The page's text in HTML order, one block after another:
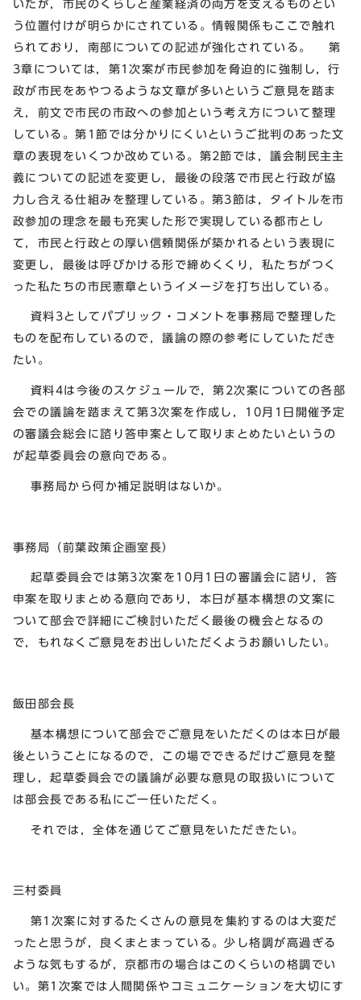
いたが，市民のくらしと産業経済の両方を支えるものとい
う位置付けが明らかにされている。情報関係もここで触れ
られており，南部についての記述が強化されている。 第
3章については，第1次案が市民参加を脅迫的に強制し，行
政が市民をあやつるような文章が多いというご意見を踏ま
え，前文で市民の市政への参加という考え方について整理
している。第1節では分かりにくいというご批判のあった文
章の表現をいくつか改めている。第2節では，議会制民主主
義についての記述を変更し，最後の段落で市民と行政が協
力し合える仕組みを整理している。第3節は，タイトルを市
政参加の理念を最も充実した形で実現している都市とし
て，市民と行政との厚い信頼関係が築かれるという表現に
変更し，最後は呼びかける形で締めくくり，私たちがつく
った私たちの市民憲章というイメージを打ち出している。
資料3としてパブリック・コメントを事務局で整理した
ものを配布しているので，議論の際の参考にしていただき
たい。
資料4は今後のスケジュールで，第2次案についての各部
会での議論を踏まえて第3次案を作成し，10月1日開催予定
の審議会総会に諮り答申案として取りまとめたいというの
が起草委員会の意向である。
事務局から何か補足説明はないか。
事務局（前葉政策企画室長）
起草委員会では第3次案を10月1日の審議会に諮り，答
申案を取りまとめる意向であり，本日が基本構想の文案に
ついて部会で詳細にご検討いただく最後の機会となるの
で，もれなくご意見をお出しいただくようお願いしたい。
飯田部会長
基本構想について部会でご意見をいただくのは本日が最
後ということになるので，この場でできるだけご意見を整
理し，起草委員会での議論が必要な意見の取扱いについて
は部会長である私にご一任いただく。
それでは，全体を通じてご意見をいただきたい。
三村委員
第1次案に対するたくさんの意見を集約するのは大変だ
ったと思うが，良くまとまっている。少し格調が高過ぎる
ような気もするが，京都市の場合はこのくらいの格調でい
い。第1次案では人間関係やコミュニケーションを大切にす